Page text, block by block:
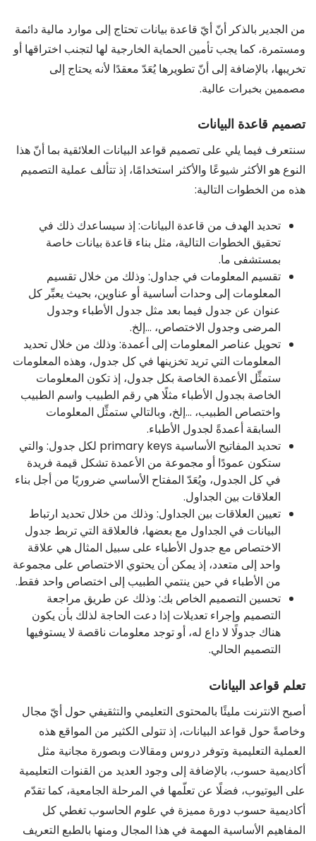
من الجدير بالذكر أنّ أيّ قاعدة بيانات تحتاج إلى موارد مالية دائمة
ومستمرة، كما يجب تأمين الحماية الخارجية لها لتجنب اختراقها أو
تخريبها، بالإضافة إلى أنّ تطويرها يُعَدّ معقدًا لأنه يحتاج إلى
مصممين بخبرات عالية.
تصميم قاعدة البيانات
سنتعرف فيما يلي على تصميم قواعد البيانات العلائقية بما أنّ هذا
النوع هو الأكثر شيوعًا والأكثر استخدامًا، إذ تتألف عملية التصميم
هذه من الخطوات التالية:
تحديد الهدف من قاعدة البيانات: إذ سيساعدك ذلك في
تحقيق الخطوات التالية، مثل بناء قاعدة بيانات خاصة
بمستشفى ما.
تقسيم المعلومات في جداول: وذلك من خلال تقسيم
المعلومات إلى وحدات أساسية أو عناوين، بحيث يعبِّر كل
عنوان عن جدول فيما بعد مثل جدول الأطباء وجدول
المرضى وجدول الاختصاص، …إلخ.
تحويل عناصر المعلومات إلى أعمدة: وذلك من خلال تحديد
المعلومات التي تريد تخزينها في كل جدول، وهذه المعلومات
ستمثِّل الأعمدة الخاصة بكل جدول، إذ تكون المعلومات
الخاصة بجدول الأطباء مثلًا هي رقم الطبيب واسم الطبيب
واختصاص الطبيب، …إلخ، وبالتالي ستمثِّل المعلومات
السابقة أعمدةً لجدول الأطباء.
تحديد المفاتيح الأساسية primary keys لكل جدول: والتي
ستكون عمودًا أو مجموعة من الأعمدة تشكل قيمة فريدة
في كل الجدول، ويُعَدّ المفتاح الأساسي ضروريًا من أجل بناء
العلاقات بين الجداول.
تعيين العلاقات بين الجداول: وذلك من خلال تحديد ارتباط
البيانات في الجداول مع بعضها، فالعلاقة التي تربط جدول
الاختصاص مع جدول الأطباء على سبيل المثال هي علاقة
واحد إلى متعدد، إذ يمكن أن يحتوي الاختصاص على مجموعة
من الأطباء في حين ينتمي الطبيب إلى اختصاص واحد فقط.
تحسين التصميم الخاص بك: وذلك عن طريق مراجعة
التصميم وإجراء تعديلات إذا دعت الحاجة لذلك بأن يكون
هناك جدولًا لا داع له، أو توجد معلومات ناقصة لا يستوفيها
التصميم الحالي.
تعلم قواعد البيانات
أصبح الانترنت مليئًا بالمحتوى التعليمي والتثقيفي حول أيّ مجال
وخاصةً حول قواعد البيانات، إذ تتولى الكثير من المواقع هذه
العملية التعليمية وتوفر دروس ومقالات وبصورة مجانية مثل
أكاديمية حسوب، بالإضافة إلى وجود العديد من القنوات التعليمية
على اليوتيوب، فضلًا عن تعلّمها في المرحلة الجامعية، كما تقدّم
أكاديمية حسوب دورة مميزة في علوم الحاسوب تغطي كل
المفاهيم الأساسية المهمة في هذا المجال ومنها بالطبع التعريف